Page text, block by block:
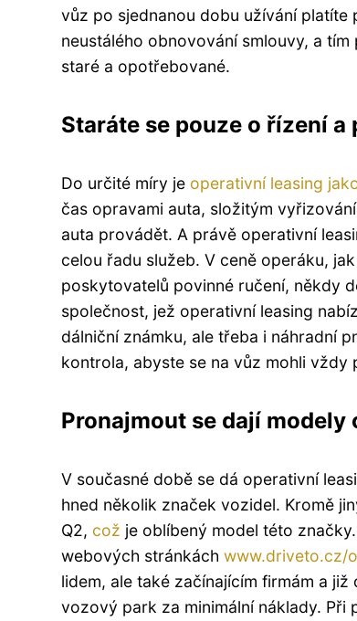
vůz po sjednanou dobu užívání
neustálého obnovování smlouvy, a
staré a opotřebované.
Staráte se pouze o řízení a
Do určité míry je operativní leasing
čas opravami auta, složitým
auta provádět. A právě operativní
celou řadu služeb. V ceně operáku,
poskytovatelů povinné ručení, někdy
společnost, jež operativní leasing
dálniční známku, ale třeba i náhradní
kontrola, abyste se na vůz mohli vždy
Pronajmout se dají
V současné době se dá operativní
hned několik značek vozidel. Kromě
Q2, což je oblíbený model této
webových stránkách www.driveto.cz/
lidem, ale také začínajícím firmám a
vozový park za minimální náklady. Při